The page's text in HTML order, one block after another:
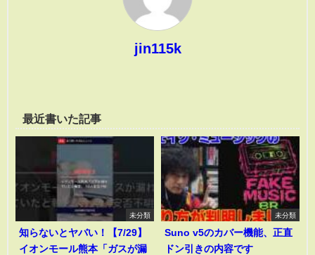
jin115k
最近書いた記事
未分類
知らないとヤバい！【7/29】
イオンモール熊本「ガスが漏
未分類
Suno v5のカバー機能、正直
ドン引きの内容です